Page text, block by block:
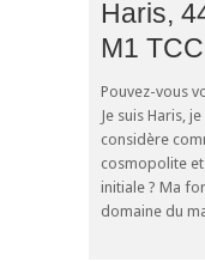
Haris,
M1
Pouvez-vous
Je suis Haris,
considère
cosmopolite
initiale ? Ma
domaine du